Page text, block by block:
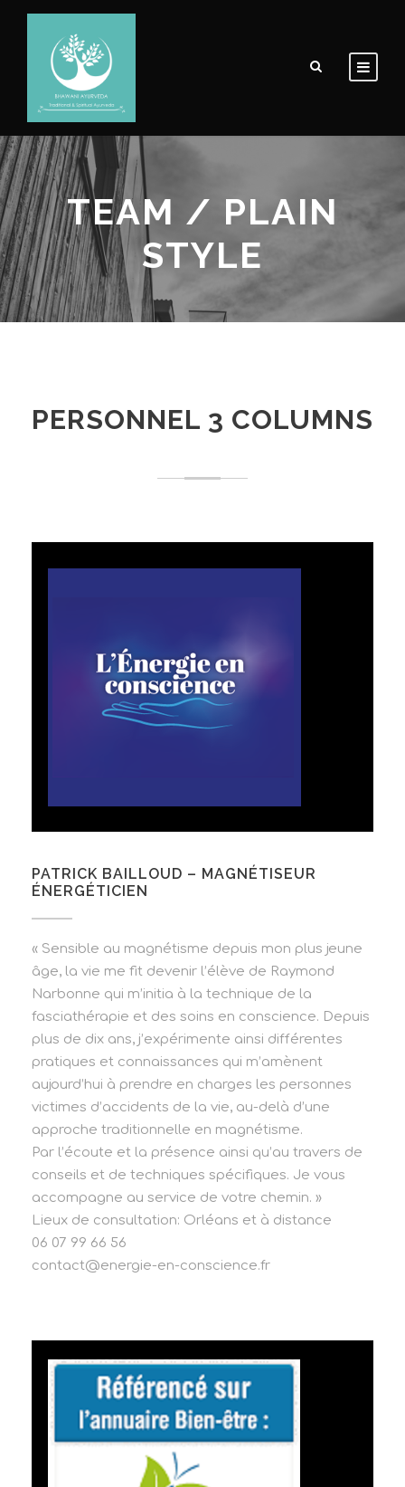
TEAM / PLAIN
STYLE
PERSONNEL 3 COLUMNS
PATRICK BAILLOUD – MAGNÉTISEUR
ÉNERGÉTICIEN
« Sensible au magnétisme depuis mon plus jeune
âge, la vie me fit devenir l’élève de Raymond
Narbonne qui m’initia à la technique de la
fasciathérapie et des soins en conscience. Depuis
plus de dix ans, j’expérimente ainsi différentes
pratiques et connaissances qui m’amènent
aujourd’hui à prendre en charges les personnes
victimes d’accidents de la vie, au-delà d’une
approche traditionnelle en magnétisme.
Par l’écoute et la présence ainsi qu’au travers de
conseils et de techniques spécifiques. Je vous
accompagne au service de votre chemin. »
Lieux de consultation: Orléans et à distance
06 07 99 66 56
contact@energie-en-conscience.fr